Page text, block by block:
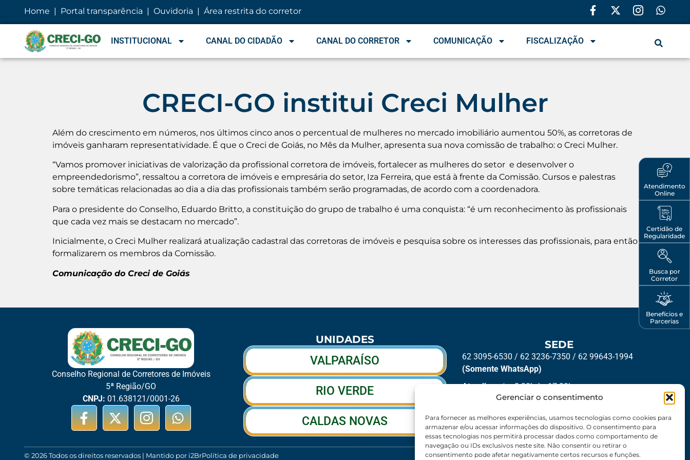
Gerenciar o consentimento
Para fornecer as melhores experiências, usamos tecnologias como cookies para
armazenar e/ou acessar informações do dispositivo. O consentimento para
essas tecnologias nos permitirá processar dados como comportamento de
navegação ou IDs exclusivos neste site. Não consentir ou retirar o
consentimento pode afetar negativamente certos recursos e funções.
conteúdo
Home | Portal transparência | Ouvidoria | Área restrita do corretor
INSTITUCIONAL CANAL DO CIDADÃO CANAL DO CORRETOR COMUNICAÇÃO FISCALIZAÇÃO
Atendimento
Online
Certidão de
Regularidade
Busca por
Corretor
Benefícios e
Parcerias
CRECI-GO institui Creci Mulher
Além do crescimento em números, nos últimos cinco anos o percentual de mulheres no mercado imobiliário aumentou 50%, as corretoras de
imóveis ganharam representatividade. É que o Creci de Goiás, no Mês da Mulher, apresenta sua nova comissão de trabalho: o Creci Mulher.
“Vamos promover iniciativas de valorização da profissional corretora de imóveis, fortalecer as mulheres do setor e desenvolver o
empreendedorismo”, ressaltou a corretora de imóveis e empresária do setor, Iza Ferreira, que está à frente da Comissão. Cursos e palestras
sobre temáticas relacionadas ao dia a dia das profissionais também serão programadas, de acordo com a coordenadora.
Para o presidente do Conselho, Eduardo Britto, a constituição do grupo de trabalho é uma conquista: “é um reconhecimento às profissionais
que cada vez mais se destacam no mercado”.
Inicialmente, o Creci Mulher realizará atualização cadastral das corretoras de imóveis e pesquisa sobre os interesses das profissionais, para então
formalizarem os membros da Comissão.
Comunicação do Creci de Goiás
Conselho Regional de Corretores de Imóveis
5ª Região/GO
CNPJ: 01.638121/0001-26
UNIDADES
VALPARAÍSO
RIO VERDE
CALDAS NOVAS
SEDE
62 3095-6530 / 62 3236-7350 / 62 99643-1994
(Somente WhatsApp)
Atendimento:8:30h às 17:30h
Jardim Goiás, Goiânia-GO, CEP 74810240
© 2026 Todos os direitos reservados | Mantido por i2BrPolítica de privacidade